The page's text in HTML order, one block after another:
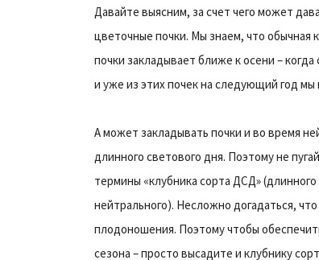
Давайте выясним, за счет чего может
цветочные почки. Мы знаем, что обычная
почки закладывает ближе к осени –
и уже из этих почек на следующий год мы
А может закладывать почки и во время
длинного светового дня. Поэтому не
термины «клубника сорта ДСД»
нейтрального). Несложно догадаться,
плодоношения. Поэтому чтобы
сезона – просто высадите и клубнику